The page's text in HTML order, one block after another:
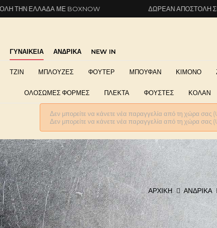
ΜΕ BOXNOW ΔΩΡΕΆΝ ΑΠΟΣΤΟΛΉ ΣΕ ΌΛΗ ΤΗΝ
ΓΥΝΑΙΚΕΙΑ ΑΝΔΡΙΚΑ NEW IN
ΤΖΙΝ ΜΠΛΟΥΖΕΣ ΦΟΥΤΕΡ ΜΠΟΥΦΑΝ ΚΙΜΟΝΟ
ΟΛΟΣΩΜΕΣ ΦΟΡΜΕΣ ΠΛΕΚΤΑ ΦΟΥΣΤΕΣ ΚΟΛΑΝ
Δεν μπορείτε να κάνετε νέα παραγγελία από τη χώρα
Δεν μπορείτε να κάνετε νέα παραγγελία από τη χώρα
ΑΡΧΙΚΉ ΑΝΔΡΙΚΆ